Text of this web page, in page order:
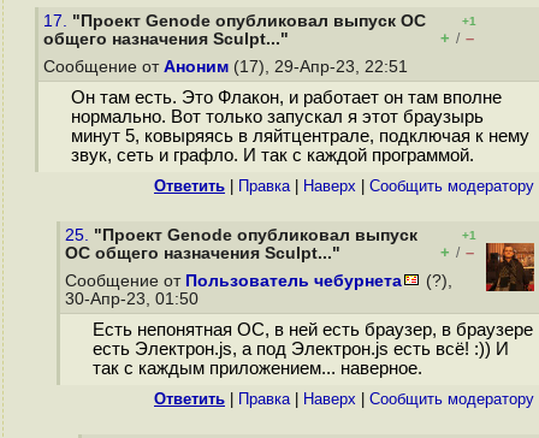
17. "Проект Genode опубликовал выпуск ОС
общего назначения Sculpt..."
+1
+ / –
Сообщение от Аноним (17), 29-Апр-23, 22:51
Он там есть. Это Флакон, и работает он там вполне
нормально. Вот только запускал я этот браузырь
минут 5, ковыряясь в ляйтцентрале, подключая к нему
звук, сеть и графло. И так с каждой программой.
Ответить Правка| Наверх Cообщить модератору
25. "Проект Genode опубликовал выпуск
ОС общего назначения Sculpt..."
+1
+ / –
Сообщение от Пользователь чебурнета
(?),
30-Апр-23, 01:50
Есть непонятная ОС, в ней есть браузер, в браузере
есть Электрон.js, а под Электрон.js есть всё! :)) И
так с каждым приложением... наверное.
Ответить Правка| Наверх Cообщить модератору